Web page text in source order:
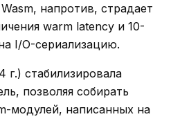
напротив, страдает
warm latency и 10-
I/O-сериализацию.
г.) стабилизировала
позволяя собирать
модулей, написанных на